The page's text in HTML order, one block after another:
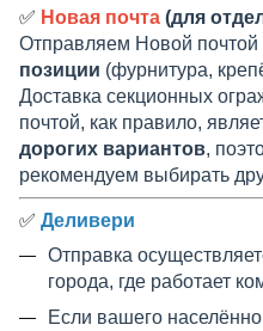
✅ Новая почта (для
Отправляем Новой почтой
позиции (фурнитура,
Доставка секционных
почтой, как правило,
дорогих вариантов,
рекомендуем выбирать
✅ Деливери
Отправка
города, где работает
Если вашего